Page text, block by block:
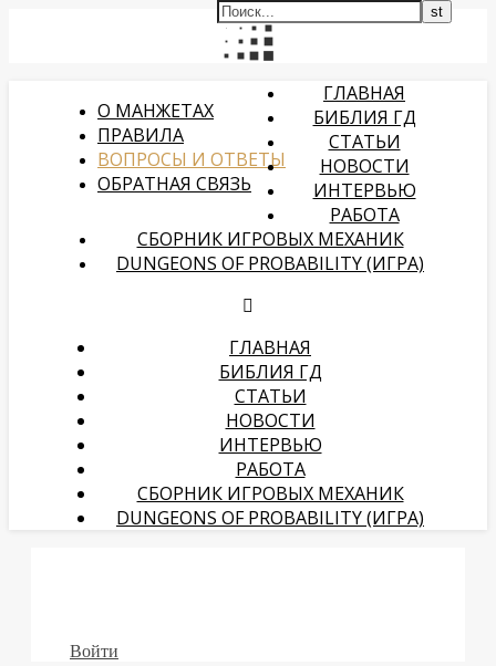
О МАНЖЕТАХ
ПРАВИЛА
ВОПРОСЫ И ОТВЕТЫ
ОБРАТНАЯ СВЯЗЬ
ГЛАВНАЯ
БИБЛИЯ ГД
СТАТЬИ
НОВОСТИ
ИНТЕРВЬЮ
РАБОТА
СБОРНИК ИГРОВЫХ МЕХАНИК
DUNGEONS OF PROBABILITY (ИГРА)
ГЛАВНАЯ
БИБЛИЯ ГД
СТАТЬИ
НОВОСТИ
ИНТЕРВЬЮ
РАБОТА
СБОРНИК ИГРОВЫХ МЕХАНИК
DUNGEONS OF PROBABILITY (ИГРА)
Войти